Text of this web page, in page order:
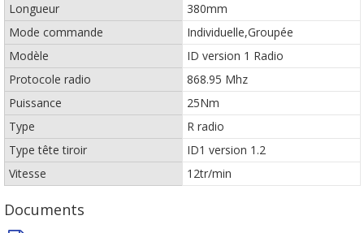
Longueur
380mm
Mode commande
Individuelle,Groupée
Modèle
ID version 1 Radio
Protocole radio
868.95 Mhz
Puissance
25Nm
Type
R radio
Type tête tiroir
ID1 version 1.2
Vitesse
12tr/min
Documents